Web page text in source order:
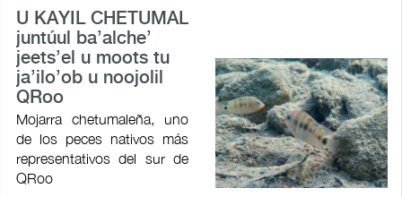
U KAYIL CHETUMAL
juntúul ba’alche’
jeets’el u moots tu
ja’ilo’ob u noojolil
QRoo
Mojarra chetumaleña, uno
de los peces nativos más
representativos del sur de
QRoo